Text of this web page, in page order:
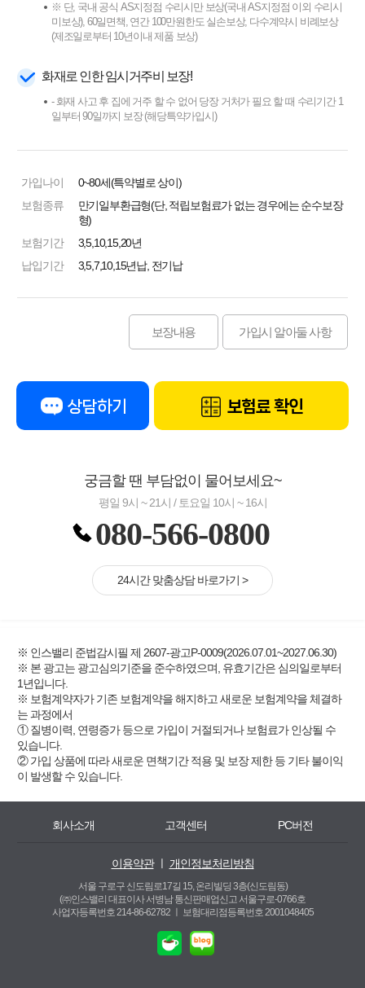
※ 단, 국내 공식 AS지정점 수리시만 보상(국내 AS지정점 이외 수리시
미보상), 60일면책, 연간 100만원한도 실손보상, 다수계약시 비례보상
(제조일로부터 10년이내 제품 보상)
화재로 인한 임시거주비 보장!
- 화재 사고 후 집에 거주 할 수 없어 당장 거처가 필요 할 때 수리기간 1
일부터 90일까지 보장 (해당특약가입시)
가입나이
0~80세(특약별로 상이)
보험종류
만기일부환급형(단, 적립보험료가 없는 경우에는 순수보장
형)
보험기간
3,5,10,15,20년
납입기간
3,5,7,10,15년납, 전기납
보장내용 가입시 알아둘 사항
상담하기 보험료 확인
궁금할 땐 부담없이 물어보세요~
평일 9시 ~ 21시 / 토요일 10시 ~ 16시
080-566-0800
24시간 맞춤상담 바로가기 >
※ 인스밸리 준법감시필 제 2607-광고P-0009(2026.07.01~2027.06.30)
※ 본 광고는 광고심의기준을 준수하였으며, 유효기간은 심의일로부터
1년입니다.
※ 보험계약자가 기존 보험계약을 해지하고 새로운 보험계약을 체결하
는 과정에서
① 질병이력, 연령증가 등으로 가입이 거절되거나 보험료가 인상될 수
있습니다.
② 가입 상품에 따라 새로운 면책기간 적용 및 보장 제한 등 기타 불이익
이 발생할 수 있습니다.
회사소개 고객센터 PC버전
이용약관ㅣ 개인정보처리방침
서울 구로구 신도림로17길 15, 온리빌딩 3층(신도림동)
(㈜인스밸리 대표이사 서병남 통신판매업신고 서울구로-0766호
사업자등록번호 214-86-62782 ㅣ
보험대리점등록번호 2001048405